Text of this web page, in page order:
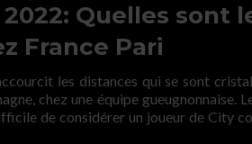
Quelles sont
France Pari
les distances qui se sont
chez une équipe gueugnonnaise.
de considérer un joueur de City